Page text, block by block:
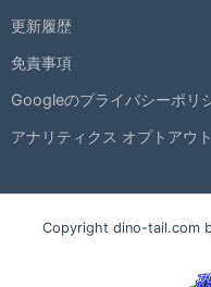
更新履歴
免責事項
Googleのプライバシーポリ
アナリティクス オプトアウ
Copyright dino-tail.com